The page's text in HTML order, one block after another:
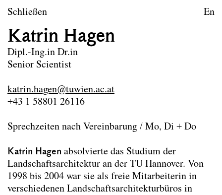
zum Inhalt springen
Landschaftsarchitektur
Leitbild
Forschungsprojekte
Archiv
Erasmus
Team
Schließen En
Katrin Hagen
Dipl.-Ing.in Dr.in
Senior Scientist
katrin.hagen@tuwien.ac.at
+43 1 58801 26116
Sprechzeiten nach Vereinbarung / Mo, Di + Do
Katrin Hagen absolvierte das Studium der
Landschaftsarchitektur an der TU Hannover. Von
1998 bis 2004 war sie als freie Mitarbeiterin in
verschiedenen Landschaftsarchitekturbüros in